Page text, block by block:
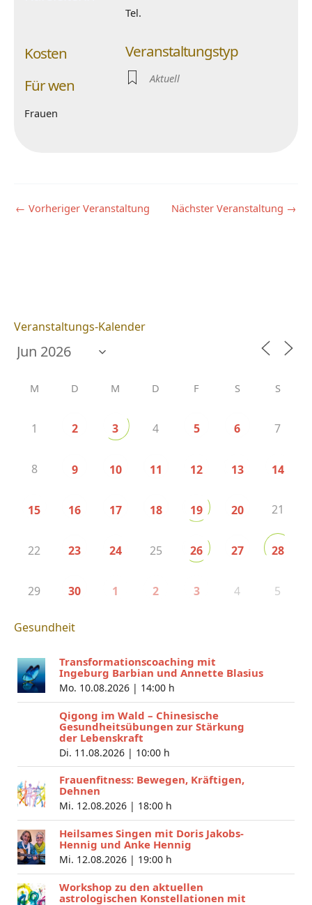
Kosten
Für wen
Frauen
Tel.
Veranstaltungstyp
Aktuell
← Vorheriger Veranstaltung Nächster Veranstaltung →
Veranstaltungs-Kalender
M D M D F S S
1 2 3 4 5 6 7
8 9 10 11 12 13 14
15 16 17 18 19 20 21
22 23 24 25 26 27 28
29 30 1 2 3 4 5
Gesundheit
Transformationscoaching mit
Ingeburg Barbian und Annette Blasius
Mo. 10.08.2026 | 14:00 h
Qigong im Wald – Chinesische
Gesundheitsübungen zur Stärkung
der Lebenskraft
Di. 11.08.2026 | 10:00 h
Frauenfitness: Bewegen, Kräftigen,
Dehnen
Mi. 12.08.2026 | 18:00 h
Heilsames Singen mit Doris Jakobs-
Hennig und Anke Hennig
Mi. 12.08.2026 | 19:00 h
Workshop zu den aktuellen
astrologischen Konstellationen mit